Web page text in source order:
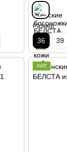
Размер
36 39
ХИТ